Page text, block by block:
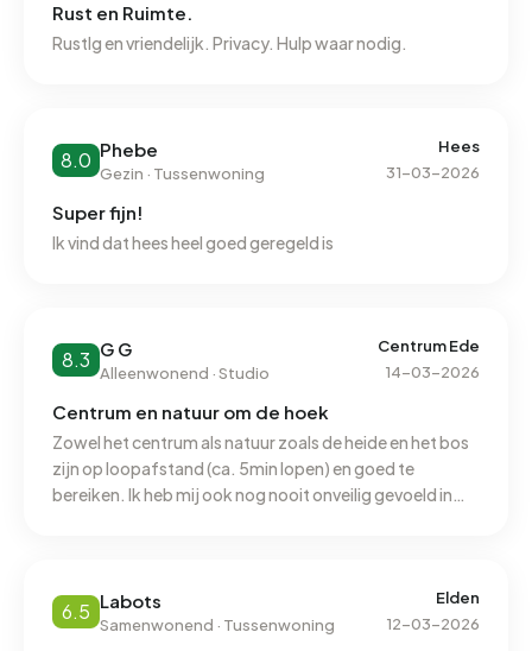
Rust en Ruimte.
Rustlg en vriendelijk. Privacy. Hulp waar nodig.
8.0 Phebe
Gezin · Tussenwoning
Hees
31-03-2026
Super fijn!
Ik vind dat hees heel goed geregeld is
8.3 G G
Alleenwonend · Studio
Centrum Ede
14-03-2026
Centrum en natuur om de hoek
Zowel het centrum als natuur zoals de heide en het bos
zijn op loopafstand (ca. 5min lopen) en goed te
bereiken. Ik heb mij ook nog nooit onveilig gevoeld in
vooral rijtjeshuizen en flats in de buurt, een aantal
vrijstaande huizen. Enige echte minpunt vind ik de
6.5 Labots
Samenwonend · Tussenwoning
Elden
12-03-2026